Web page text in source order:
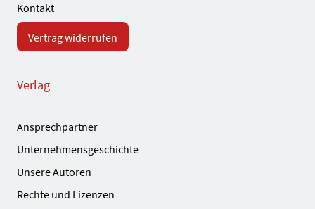
Kontakt
Vertrag widerrufen
Verlag
Ansprechpartner
Unternehmensgeschichte
Unsere Autoren
Rechte und Lizenzen